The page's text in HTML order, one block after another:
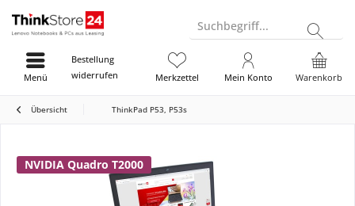
Suchbegriff...
Bestellung
widerrufen
Warenkorb
Merkzettel Mein Konto
Menü
Übersicht ThinkPad P53, P53s
NVIDIA Quadro T2000